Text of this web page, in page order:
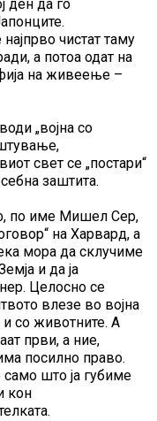
ден да го
чистат таму
а потоа одат на
на живеење –
„војна со
свет се „постари“
заштита.
по име Мишел Сер,
на Харвард, а
мора да склучиме
и да ја
Целосно се
влезе во војна
и со животните. А
први, а ние,
посилно право.
што ја губиме
кон